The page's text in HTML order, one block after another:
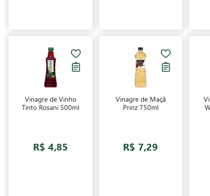
Vinagre de Vinho
Tinto Rosani 500ml
R$ 4,85
Vinagre de Maçã
Prinz 750ml
R$ 7,29